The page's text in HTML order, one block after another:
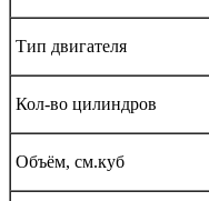
Тип двигателя
Кол-во цилиндров
Объём, см.куб